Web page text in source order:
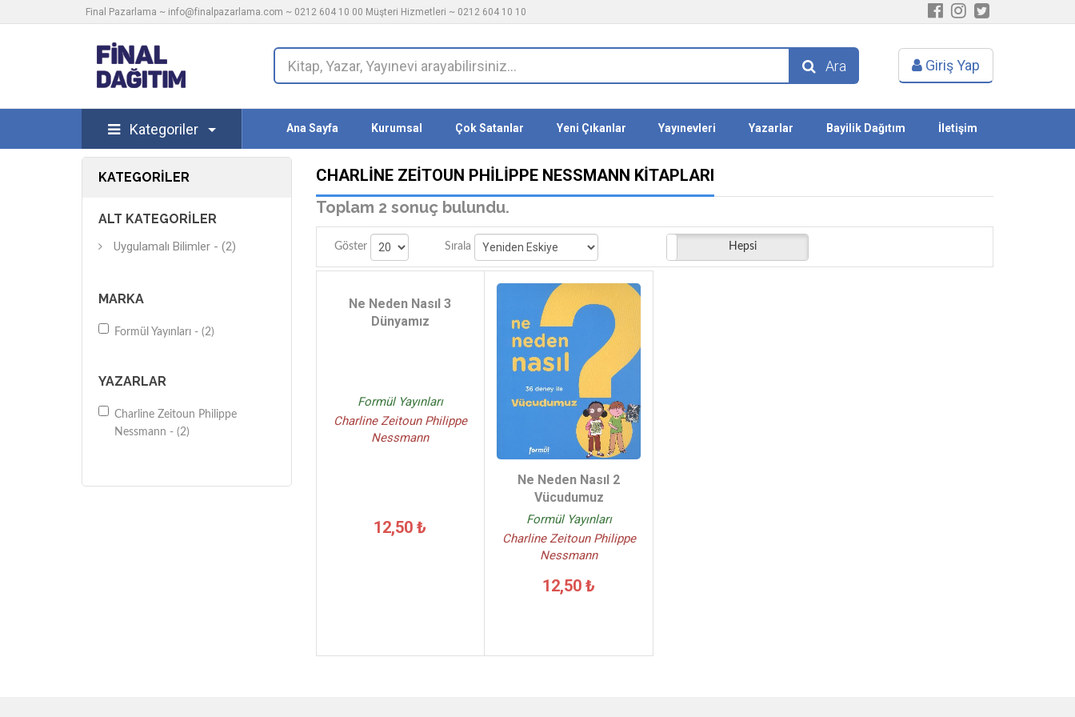
Final Pazarlama ~ info@finalpazarlama.com ~ 0212 604 10 00 Müşteri Hizmetleri ~ 0212 604 10 10
Ara Giriş Yap
Kategoriler Ana Sayfa Kurumsal Çok Satanlar Yeni Çıkanlar Yayınevleri Yazarlar Bayilik Dağıtım İletişim
KATEGORILER
ALT KATEGORILER
Uygulamalı Bilimler - (2)
MARKA
Formül Yayınları - (2)
YAZARLAR
Charline Zeitoun Philippe
Nessmann - (2)
CHARLINE ZEITOUN PHILIPPE NESSMANN KITAPLARI
Toplam 2 sonuç bulundu.
Göster Sırala Stoktakiler Hepsi
Ne Neden Nasıl 3
Dünyamız
Formül Yayınları
Charline Zeitoun Philippe
Nessmann
12,50 ₺
Ne Neden Nasıl 2
Vücudumuz
Formül Yayınları
Charline Zeitoun Philippe
Nessmann
12,50 ₺